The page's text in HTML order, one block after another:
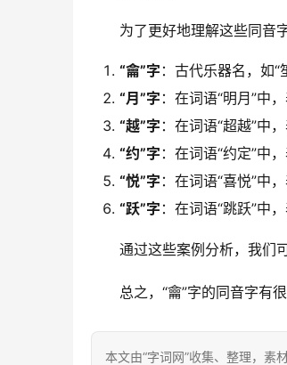
为了更好地理解这些同音字
“龠”字 ：古代乐器名，如“
“月”字 ：在词语“明月”中
“越”字 ：在词语“超越”中
“约”字 ：在词语“约定”中
“悦”字 ：在词语“喜悦”中
“跃”字 ：在词语“跳跃”中
通过这些案例分析，我们可
总之，“龠”字的同音字有很
本文由“字词网”收集、整理，素